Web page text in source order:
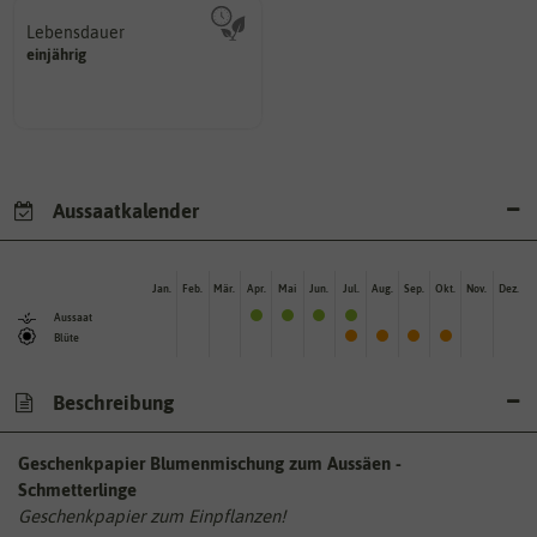
Lebensdauer
einjährig
einjährig, zweijährig oder
mehrjährig.
Aussaatkalender
Aussaat
Blüte
Jan. Feb. Mär. Apr. Mai Jun. Jul. Aug. Sep. Okt. Nov. Dez.
Beschreibung
Geschenkpapier Blumenmischung zum Aussäen -
Schmetterlinge
Geschenkpapier zum Einpflanzen!